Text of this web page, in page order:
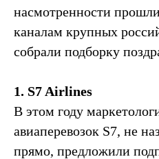
насмотренности
каналам крупных
собрали подборку
1. S7 Airlines
В этом году
авиаперевозок S7, не
прямо, предложили